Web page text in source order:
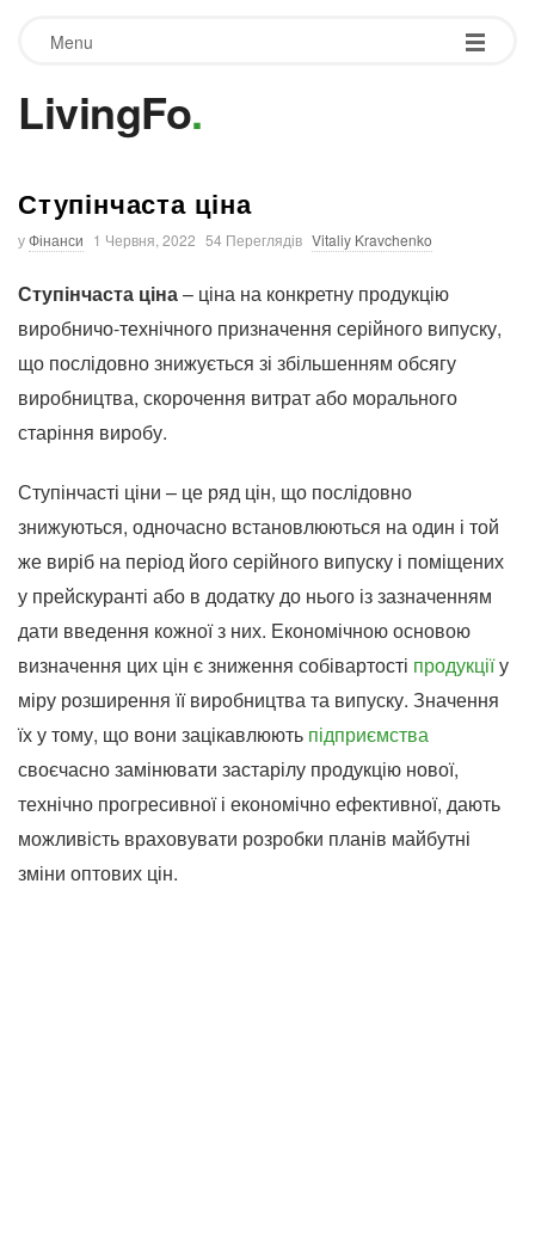
Menu
LivingFo.
Ступінчаста ціна
уФінанси 1 Червня, 2022 54 Переглядів Vitaliy Kravchenko
Ступінчаста ціна– ціна на конкретну продукцію
виробничо-технічного призначення серійного випуску,
що послідовно знижується зі збільшенням обсягу
виробництва, скорочення витрат або морального
старіння виробу.
Ступінчасті ціни – це ряд цін, що послідовно
знижуються, одночасно встановлюються на один і той
же виріб на період його серійного випуску і поміщених
у прейскуранті або в додатку до нього із зазначенням
дати введення кожної з них. Економічною основою
визначення цих цін є зниження собівартості продукціїу
міру розширення її виробництва та випуску. Значення
їх у тому, що вони зацікавлюють підприємства
своєчасно замінювати застарілу продукцію нової,
технічно прогресивної і економічно ефективної, дають
можливість враховувати розробки планів майбутні
зміни оптових цін.